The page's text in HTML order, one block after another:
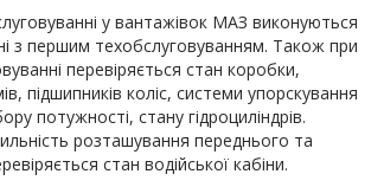
у вантажівок МАЗ виконуються
з першим техобслуговуванням. Також при
перевіряється стан коробки,
підшипників коліс, системи упорскування
потужності, стану гідроциліндрів.
розташування переднього та
стан водійської кабіни.